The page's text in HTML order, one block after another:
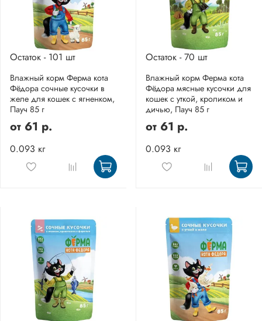
Остаток - 101 шт
Влажный корм Ферма кота
Фёдора сочные кусочки в
желе для кошек с ягненком,
Пауч 85 г
от 61 р.
0.093 кг
Остаток - 70 шт
Влажный корм Ферма кота
Фёдора мясные кусочки для
кошек с уткой, кроликом и
дичью, Пауч 85 г
от 61 р.
0.093 кг